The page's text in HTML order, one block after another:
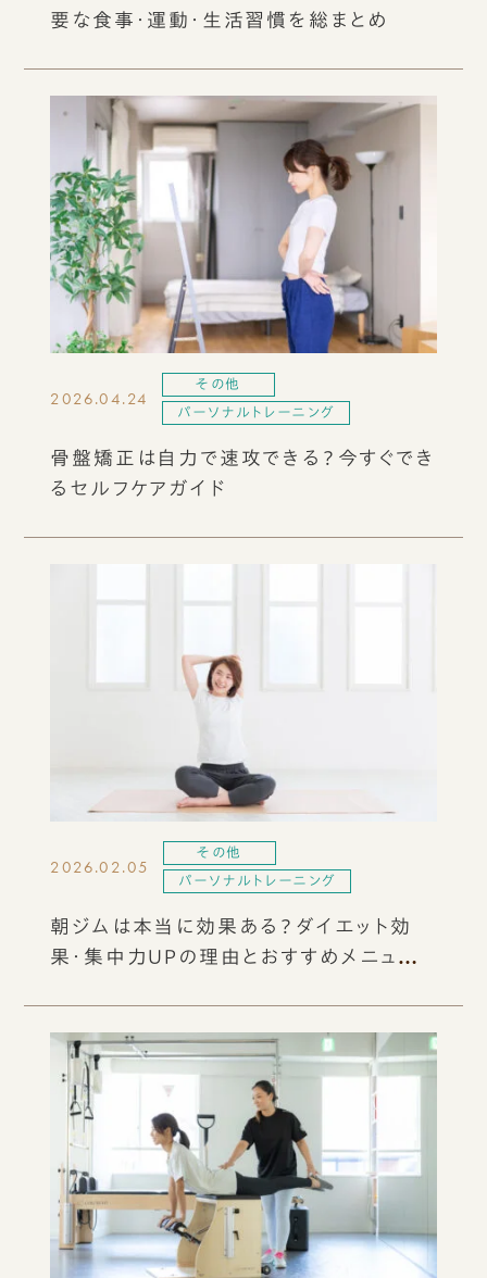
要な食事・運動・生活習慣を総まとめ
2026.04.24
その他
パーソナルトレーニング
骨盤矯正は自力で速攻できる？今すぐでき
るセルフケアガイド
2026.02.05
その他
パーソナルトレーニング
朝ジムは本当に効果ある？ダイエット効
果・集中力UPの理由とおすすめメニュー